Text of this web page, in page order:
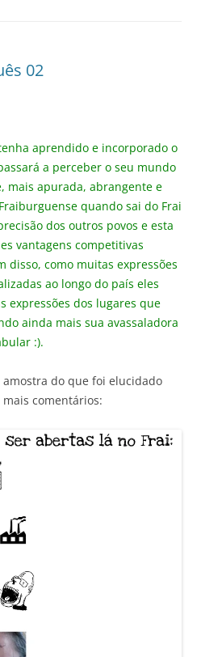
02
aprendido e incorporado o
a perceber o seu mundo
mais apurada, abrangente e
quando sai do Frai
dos outros povos e esta
vantagens competitivas
disso, como muitas expressões
ao longo do país eles
expressões dos lugares que
ainda mais sua avassaladora
:).
do que foi elucidado
comentários: